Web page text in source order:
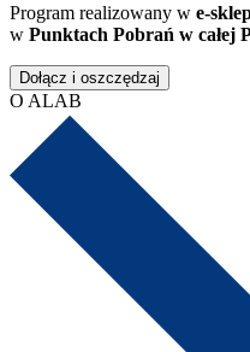
Program realizowany w e-
w Punktach Pobrań w całej
Dołącz i oszczędzaj
O ALAB